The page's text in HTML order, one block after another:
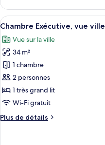
le
type
de
Chambre
Exécutive
Afficher
toutes
les
photos
pour
ce
type
de
chambre :
Chambre
7
Chambre Exécutive, vue ville
Vue sur la ville
34 m²
1 chambre
2 personnes
1 très grand lit
Wi-Fi gratuit
Plus de détails
Plus